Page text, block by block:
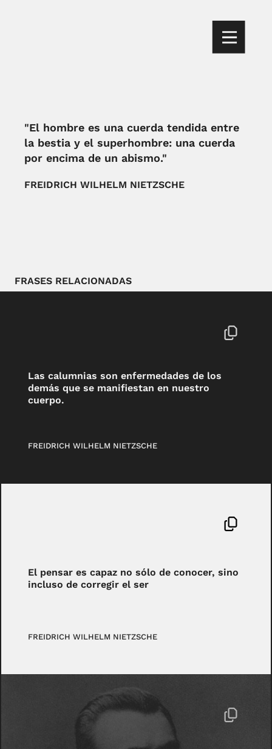
"El hombre es una cuerda tendida entre
la bestia y el superhombre: una cuerda
por encima de un abismo."
FREIDRICH WILHELM NIETZSCHE
FRASES RELACIONADAS
Las calumnias son enfermedades de los
demás que se manifiestan en nuestro
cuerpo.
FREIDRICH WILHELM NIETZSCHE
El pensar es capaz no sólo de conocer, sino
incluso de corregir el ser
FREIDRICH WILHELM NIETZSCHE